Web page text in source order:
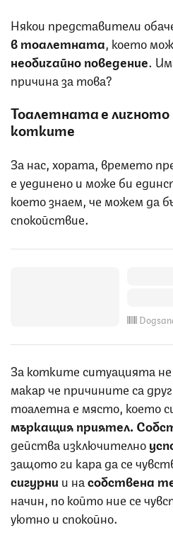
Някои представители
в тоалетната , което
необичайно поведение.
причина за това?
Тоалетната е
котките
За нас, хората, времето
е уединено и може би
което знаем, че можем да
спокойствие.
За котките ситуацията не
макар че причините са
тоалетна е място, което
мъркащия приятел.
действа изключително
защото ги кара да се
сигурни и насобствена
начин, по който ние се
уютно и спокойно.